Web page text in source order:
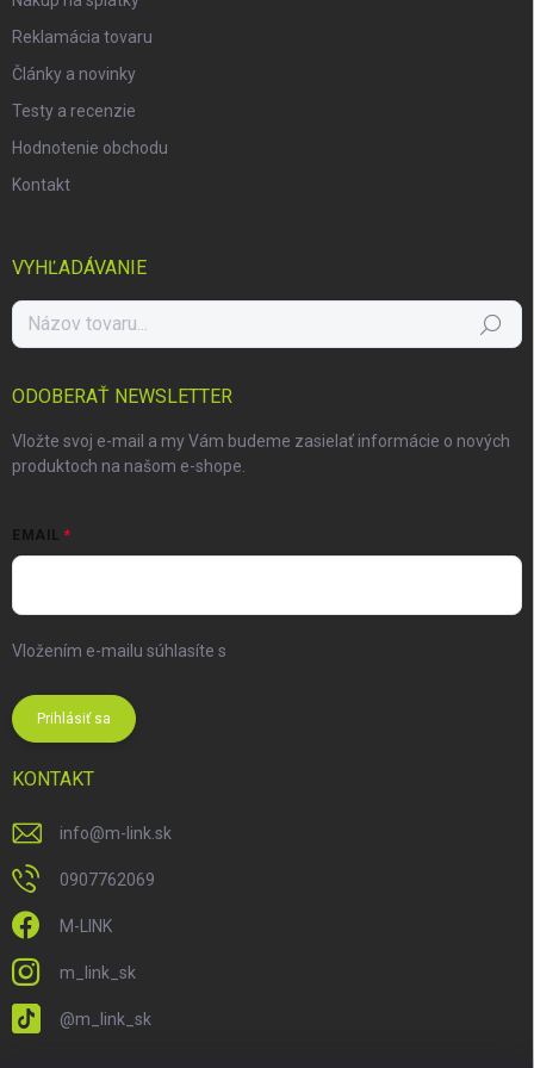
Reklamácia tovaru
Články a novinky
Testy a recenzie
Hodnotenie obchodu
Kontakt
VYHĽADÁVANIE
Hľadať
ODOBERAŤ NEWSLETTER
Vložte svoj e-mail a my Vám budeme zasielať informácie o nových
produktoch na našom e-shope.
EMAIL
Vložením e-mailu súhlasíte s
Prihlásiť sa
KONTAKT
info@m-link.sk
0907762069
M-LINK
m_link_sk
@m_link_sk